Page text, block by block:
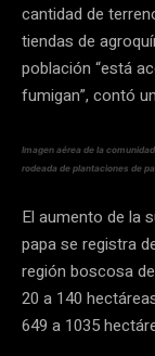
cantidad de
tiendas de
población “está
fumigan”, contó
Imagen aérea de la
rodeada de plantaciones de
El aumento de la
papa se registra
región boscosa
20 a 140
649 a 1035